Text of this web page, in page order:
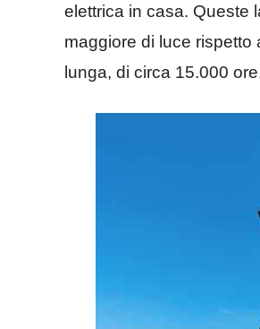
elettrica in casa. Queste
maggiore di luce
lunga, di circa 15.000